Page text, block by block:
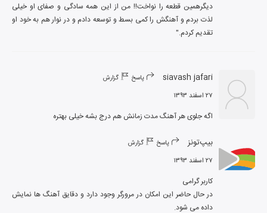
تقدیم کردم."
siavash jafari پاسخ گزارش
۲۷ اسفند ۱۳۹۳
اگه جلوی هر آهنگ مدت زمانش هم درج بشه خیلی بهتره
بیپ‌تونز پاسخ گزارش
۲۷ اسفند ۱۳۹۳
داده می شود.